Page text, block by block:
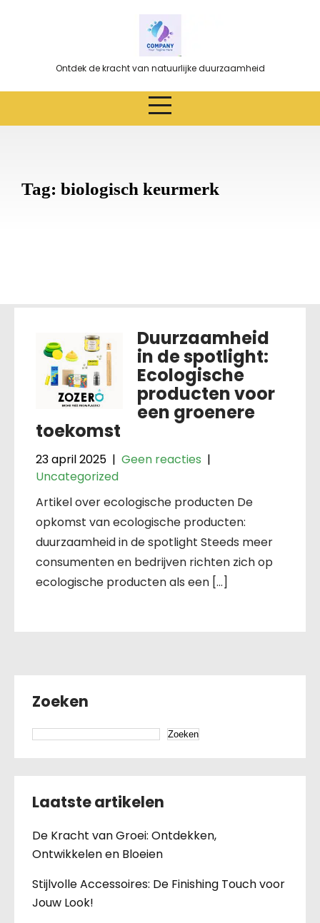
Ontdek de kracht van natuurlijke duurzaamheid
Tag: biologisch keurmerk
Duurzaamheid
in de spotlight:
Ecologische
producten voor
een groenere
toekomst
23 april 2025 | Geen reacties |
Uncategorized
Artikel over ecologische producten De
opkomst van ecologische producten:
duurzaamheid in de spotlight Steeds meer
consumenten en bedrijven richten zich op
ecologische producten als een […]
Zoeken
Zoeken
Laatste artikelen
De Kracht van Groei: Ontdekken,
Ontwikkelen en Bloeien
Stijlvolle Accessoires: De Finishing Touch voor
Jouw Look!